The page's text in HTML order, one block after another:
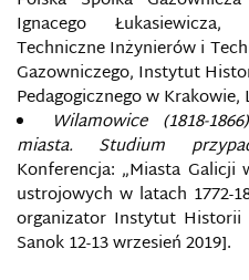
Ignacego Łukasiewicza,
Techniczne Inżynierów i
Gazowniczego, Instytut
Pedagogicznego w
Wilamowice (1818-
miasta. Studium
Konferencja: „Miasta
ustrojowych w latach 1772-
organizator Instytut Historii
Sanok 12-13 wrzesień 2019].